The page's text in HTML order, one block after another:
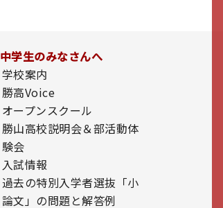
中学生のみなさんへ
学校案内
勝高Voice
オープンスクール
勝山高校説明会＆部活動体
験会
入試情報
過去の特別入学者選抜「小
論文」の問題と解答例